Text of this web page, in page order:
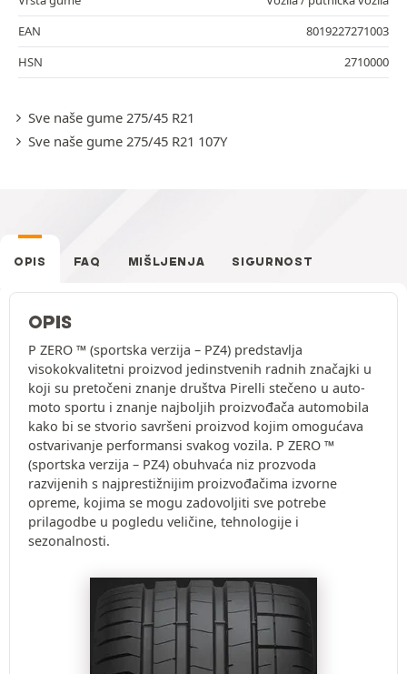
EAN
8019227271003
HSN
2710000
Sve naše gume 275/45 R21
Sve naše gume 275/45 R21 107Y
OPIS FAQ MIŠLJENJA SIGURNOST
OPIS
P ZERO ™ (sportska verzija – PZ4) predstavlja
visokokvalitetni proizvod jedinstvenih radnih značajki u
koji su pretočeni znanje društva Pirelli stečeno u auto-
moto sportu i znanje najboljih proizvođača automobila
kako bi se stvorio savršeni proizvod kojim omogućava
ostvarivanje performansi svakog vozila. P ZERO ™
(sportska verzija – PZ4) obuhvaća niz prozvoda
razvijenih s najprestižnijim proizvođačima izvorne
opreme, kojima se mogu zadovoljiti sve potrebe
prilagodbe u pogledu veličine, tehnologije i
sezonalnosti.